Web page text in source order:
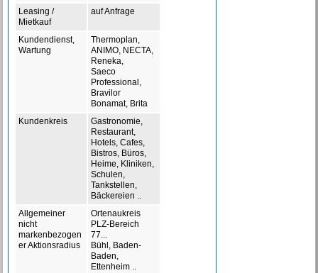
Leasing /
Mietkauf
auf Anfrage
Kundendienst,
Wartung
Thermoplan,
ANIMO, NECTA,
Reneka,
Saeco
Professional,
Bravilor
Bonamat, Brita
Kundenkreis
Gastronomie,
Restaurant,
Hotels, Cafes,
Bistros, Büros,
Heime, Kliniken,
Schulen,
Tankstellen,
Bäckereien ..
Allgemeiner
nicht
markenbezogen
er Aktionsradius
Ortenaukreis
PLZ-Bereich
77...
Bühl, Baden-
Baden,
Ettenheim ..